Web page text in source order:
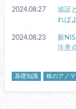
2024.08.27
追証
れば
2024.08.23
新
注意
基礎知識 株のアノ